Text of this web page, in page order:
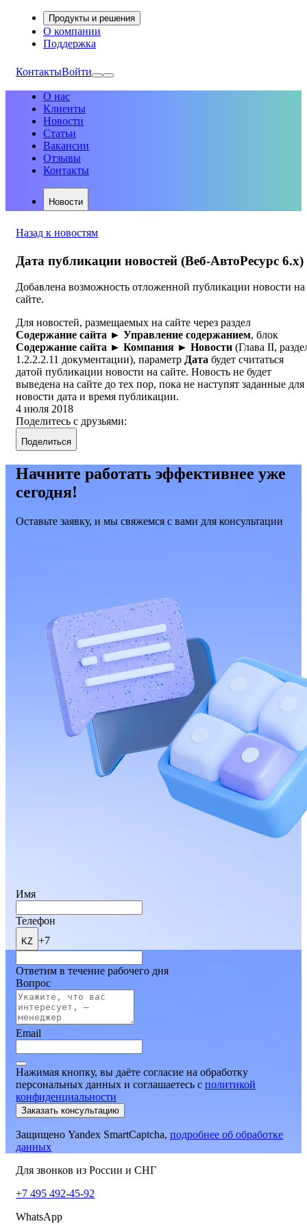
Продукты и решения
О компании
Поддержка
КонтактыВойти
О нас
Клиенты
Новости
Статьи
Вакансии
Отзывы
Контакты
Новости
Назад к новостям
Дата публикации новостей (Веб-АвтоРесурс 6.х)
Добавлена возможность отложенной публикации новости на
сайте.
Для новостей, размещаемых на сайте через раздел
Содержание сайта ► Управление содержанием, блок
Содержание сайта ► Компания ► Новости (Глава II,
1.2.2.2.11 документации), параметр Дата будет считаться
датой публикации новости на сайте. Новость не будет
выведена на сайте до тех пор, пока не наступят заданные для
новости дата и время публикации.
4 июля 2018
Поделитесь с друзьями:
Поделиться
Начните работать эффективнее уже
сегодня!
Оставьте заявку, и мы свяжемся с вами для консультации
Имя
Телефон
KZ +7
Ответим в течение рабочего дня
Вопрос
Email
Нажимая кнопку, вы даёте согласие на обработку
персональных данных и соглашаетесь c политикой
конфиденциальности
Заказать консультацию
Защищено Yandex SmartCaptcha, подробнее об обработке
данных
Для звонков из России и СНГ
+7 495 492-45-92
WhatsApp